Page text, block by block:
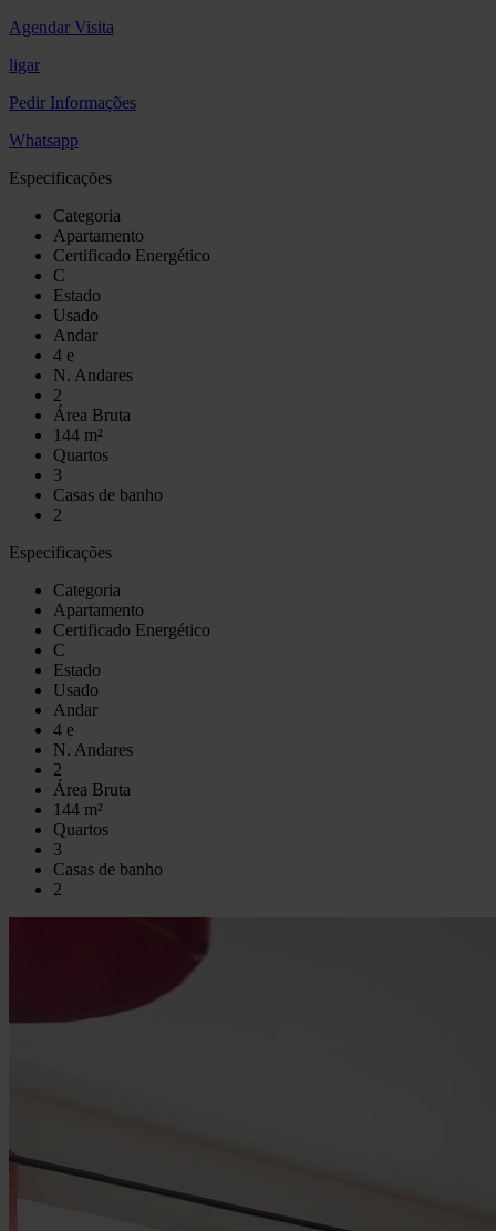
Agendar Visita
ligar
Pedir Informações
Whatsapp
Especificações
Categoria
Apartamento
Certificado Energético
C
Estado
Usado
Andar
4 e
N. Andares
2
Área Bruta
144 m²
Quartos
3
Casas de banho
2
Especificações
Categoria
Apartamento
Certificado Energético
C
Estado
Usado
Andar
4 e
N. Andares
2
Área Bruta
144 m²
Quartos
3
Casas de banho
2